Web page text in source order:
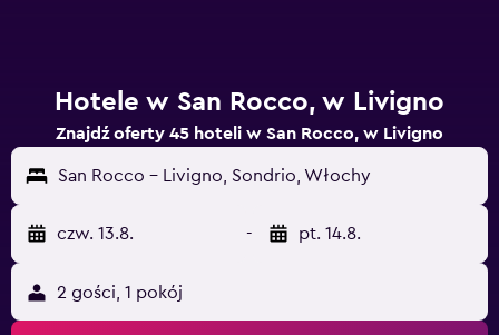
Hotele w San Rocco, w Livigno
Znajdź oferty 45 hoteli w San Rocco, w Livigno
San Rocco - Livigno, Sondrio, Włochy
czw. 13.8. - pt. 14.8.
2 gości, 1 pokój